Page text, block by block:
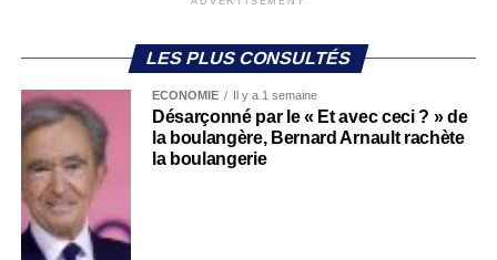
LES PLUS CONSULTÉS
ECONOMIE Il y a 1 semaine
Désarçonné par le « Et avec ceci ? » de
la boulangère, Bernard Arnault rachète
la boulangerie